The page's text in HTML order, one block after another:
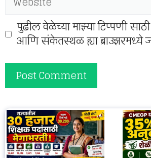
पुढील वेळेच्या माझ्या टिप्पणी
आणि संकेतस्थळ ह्या ब्राउझरमध्ये